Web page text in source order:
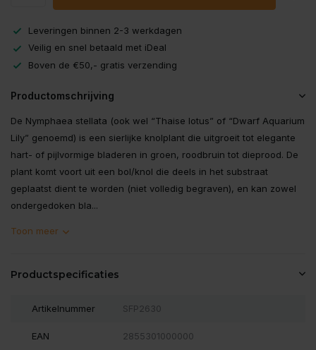
Leveringen binnen 2-3 werkdagen
Veilig en snel betaald met iDeal
Boven de €50,- gratis verzending
Productomschrijving
De Nymphaea stellata (ook wel “Thaise lotus” of “Dwarf Aquarium
Lily” genoemd) is een sierlijke knolplant die uitgroeit tot elegante
hart- of pijlvormige bladeren in groen, roodbruin tot dieprood. De
plant komt voort uit een bol/knol die deels in het substraat
geplaatst dient te worden (niet volledig begraven), en kan zowel
ondergedoken bla...
Toon meer
Productspecificaties
Artikelnummer SFP2630
EAN 2855301000000